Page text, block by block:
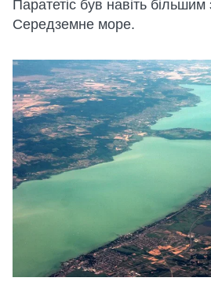
Паратетіс був навіть більшим
Середземне море.